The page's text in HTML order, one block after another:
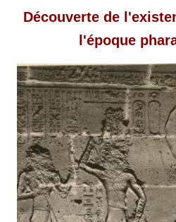
Découverte de
l'époque